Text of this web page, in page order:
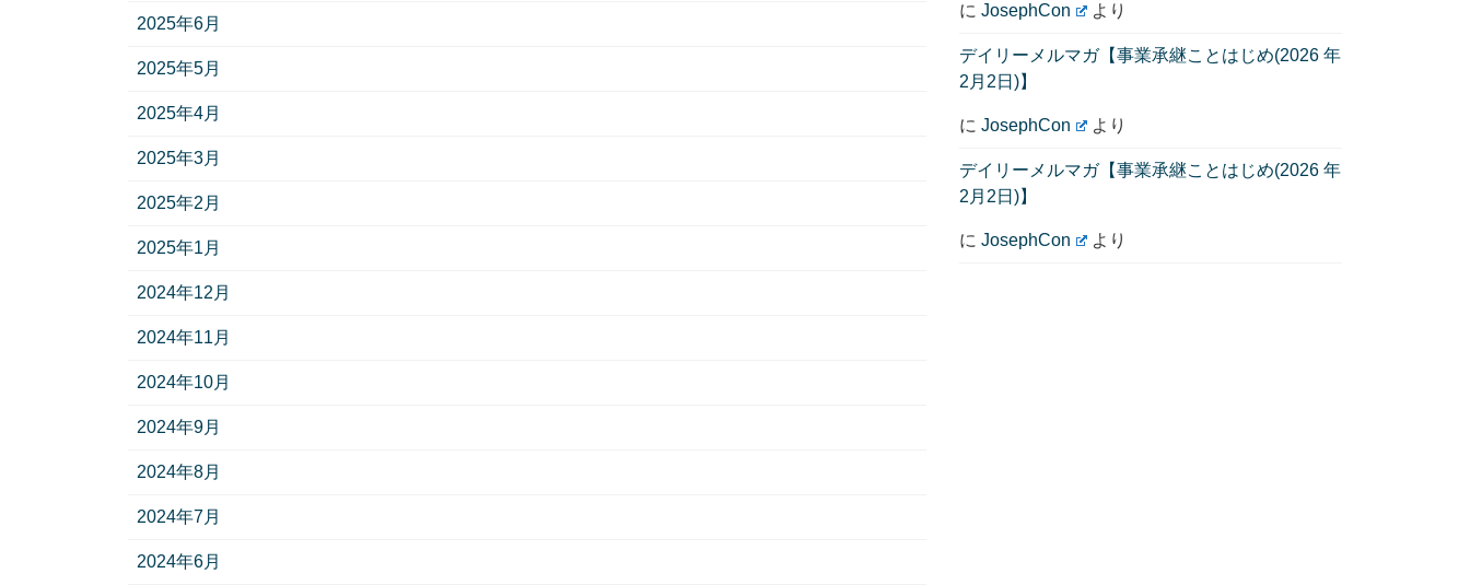
2025年6月
2025年5月
2025年4月
2025年3月
2025年2月
2025年1月
2024年12月
2024年11月
2024年10月
2024年9月
2024年8月
2024年7月
2024年6月
に JosephCon より
デイリーメルマガ【事業承継ことはじめ(2026 年
2月2日)】
に JosephCon より
デイリーメルマガ【事業承継ことはじめ(2026 年
2月2日)】
に JosephCon より